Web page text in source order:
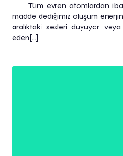
Tüm evren atomlardan
madde dediğimiz oluşum
aralıktaki sesleri duyuyor
eden[…]